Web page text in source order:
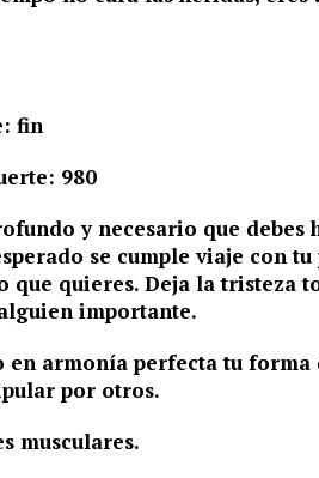
fin
980
y necesario que
se cumple viaje con
que quieres. Deja la tristeza
importante.
en armonía perfecta tu
por otros.
musculares.